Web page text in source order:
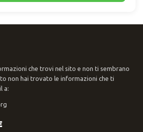
che trovi nel sito e non ti sembrano
non hai trovato le informazioni che ti
a: